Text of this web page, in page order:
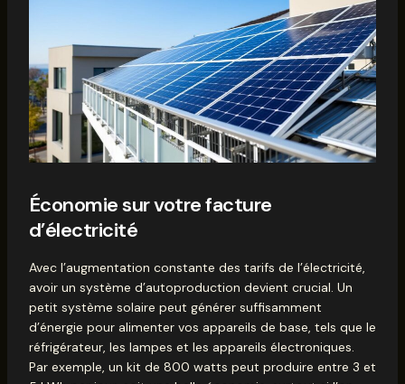
Économie sur votre facture
d’électricité
Avec l’augmentation constante des tarifs de l’électricité,
avoir un système d’autoproduction devient crucial. Un
petit système solaire peut générer suffisamment
d’énergie pour alimenter vos appareils de base, tels que le
réfrigérateur, les lampes et les appareils électroniques.
Par exemple, un kit de 800 watts peut produire entre 3 et